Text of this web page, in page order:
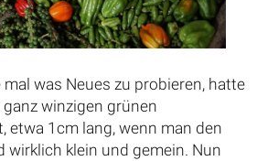
was Neues zu probieren, hatte
winzigen grünen
etwa 1cm lang, wenn man den
wirklich klein und gemein. Nun